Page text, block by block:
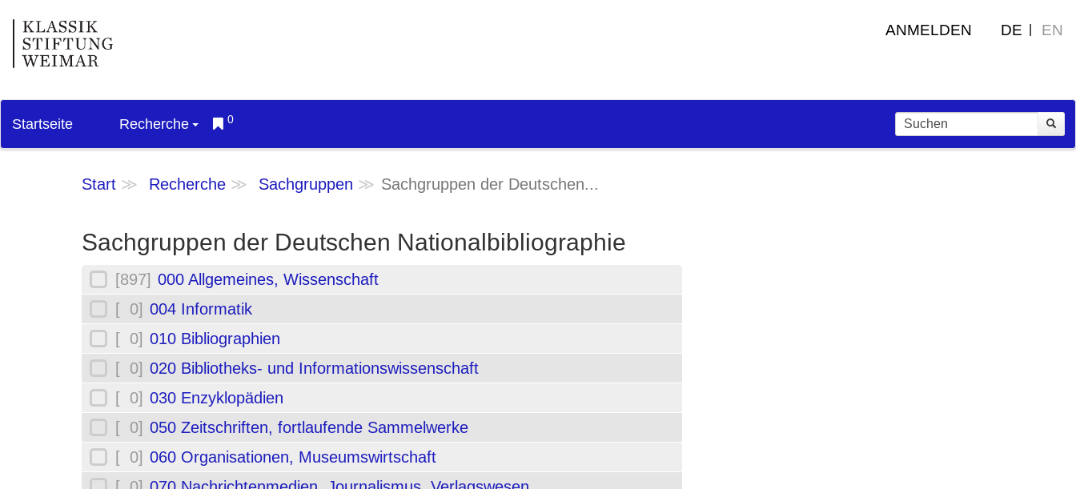
ANMELDEN DE EN
Startseite Recherche 0
Start Recherche Sachgruppen Sachgruppen der Deutschen...
Sachgruppen der Deutschen Nationalbibliographie
[897] 000 Allgemeines, Wissenschaft
[ 0] 004 Informatik
[ 0] 010 Bibliographien
[ 0] 020 Bibliotheks- und Informationswissenschaft
[ 0] 030 Enzyklopädien
[ 0] 050 Zeitschriften, fortlaufende Sammelwerke
[ 0] 060 Organisationen, Museumswirtschaft